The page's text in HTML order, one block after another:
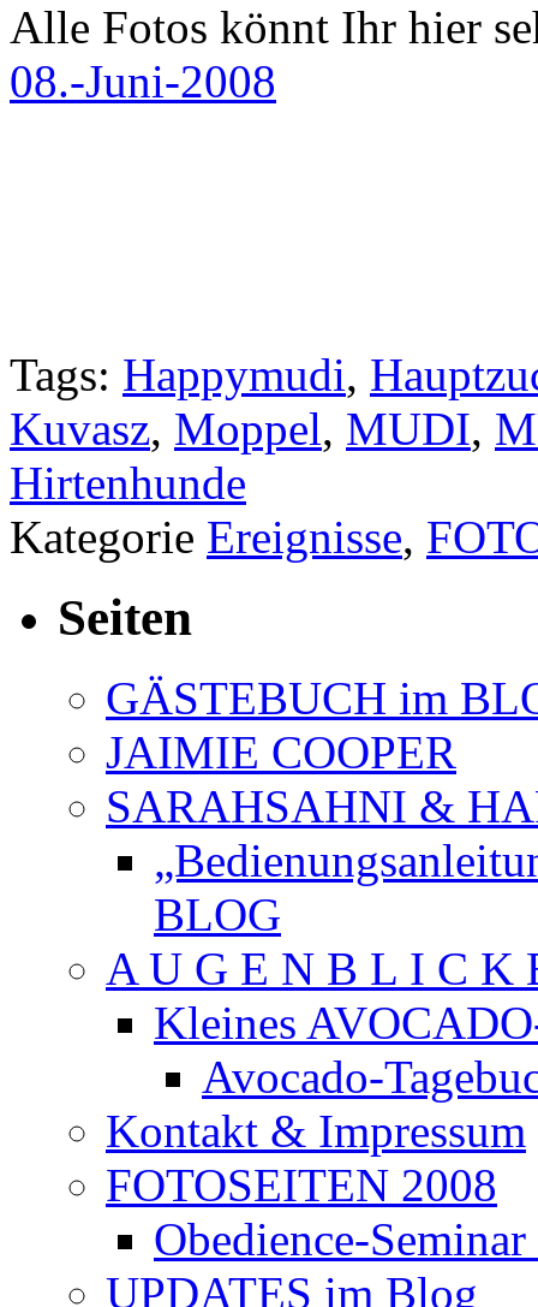
Alle Fotos könnt Ihr hier
08.-Juni-2008
Tags: Happymudi,
Kuvasz, Moppel, MUDI,
Hirtenhunde
Kategorie Ereignisse,
Seiten
GÄSTEBUCH im
JAIMIE COOPER
SARAHSAHNI &
BLOG
A U G E N B L I C K
Kleines
Avocado-
Kontakt & Impressum
FOTOSEITEN 2008
Obedience-
UPDATES im Blog